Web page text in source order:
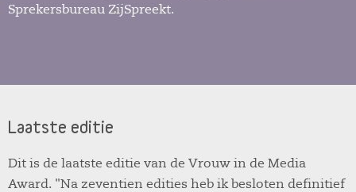
Sprekersbureau ZijSpreekt.
Laatste editie
Dit is de laatste editie van de Vrouw in de Media
Award. "Na zeventien edities heb ik besloten definitief